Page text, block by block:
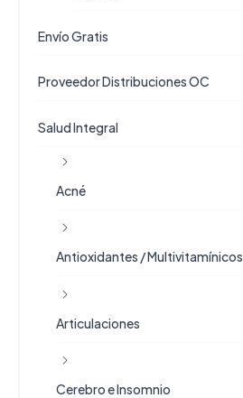
Envío Gratis
Proveedor Distribuciones OC
Salud Integral
Acné
Antioxidantes / Multivitamínicos
Articulaciones
Cerebro e Insomnio